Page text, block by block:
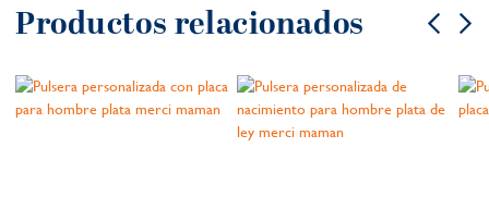
Productos relacionados